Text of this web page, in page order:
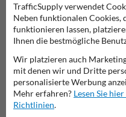
Hausnummerschilder
TrafficSupply verwendet
Neben funktionalen Cookies,
funktionieren lassen,
Ihnen die bestmögliche
Wir platzieren auch
mit denen wir und Dritte
personalisierte Werbung
Mehr erfahren? Lesen Sie
Richtlinien.